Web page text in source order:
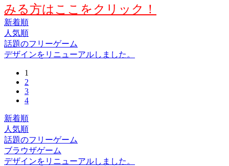
みる方はここをクリック！
新着順
人気順
話題のフリーゲーム
デザインをリニューアルしました。
1
2
3
4
新着順
人気順
話題のフリーゲーム
ブラウザゲーム
デザインをリニューアルしました。